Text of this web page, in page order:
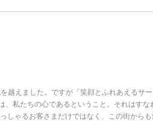
越えました。ですが「笑顔とふれあえるサ
私たちの心であるということ。それはす
しゃるお客さまだけではなく、この街から